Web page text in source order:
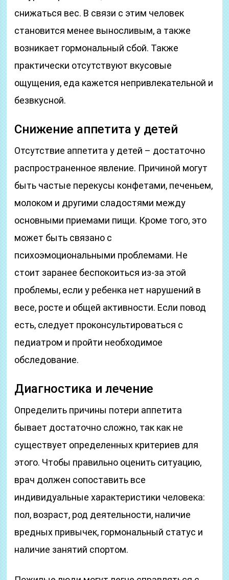
снижаться вес. В связи с этим человек
становится менее выносливым, а также
возникает гормональный сбой. Также
практически отсутствуют вкусовые
ощущения, еда кажется непривлекательной и
безвкусной.
Снижение аппетита у детей
Отсутствие аппетита у детей – достаточно
распространенное явление. Причиной могут
быть частые перекусы конфетами, печеньем,
молоком и другими сладостями между
основными приемами пищи. Кроме того, это
может быть связано с
психоэмоциональными проблемами. Не
стоит заранее беспокоиться из-за этой
проблемы, если у ребенка нет нарушений в
весе, росте и общей активности. Если повод
есть, следует проконсультироваться с
педиатром и пройти необходимое
обследование.
Диагностика и лечение
Определить причины потери аппетита
бывает достаточно сложно, так как не
существует определенных критериев для
этого. Чтобы правильно оценить ситуацию,
врач должен сопоставить все
индивидуальные характеристики человека:
пол, возраст, род деятельности, наличие
вредных привычек, гормональный статус и
наличие занятий спортом.